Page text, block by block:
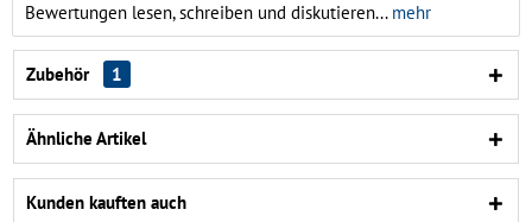
Bewertungen lesen, schreiben und diskutieren...mehr
Zubehör 1
Ähnliche Artikel
Kunden kauften auch